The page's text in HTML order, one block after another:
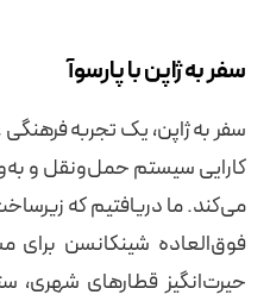
سفر به ژاپن با پارسوآ
سفر به ژاپن، یک تجربه
کارایی سیستم حمل‌ونقل و
می‌کند. ما دریافتیم که
فوق‌العاده شینکانسن
حیرت‌انگیز قطارهای شهری،